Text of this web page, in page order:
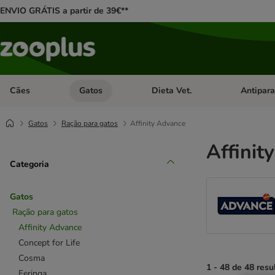
ENVIO GRÁTIS a partir de 39€**
Cães Abrir menu de categoria: Cães
Gatos Abrir menu de categoria: Gatos
Dieta Vet. Abrir
Gatos Ração para gatos Affinity Advance
Categoria
Gatos
Ração para gatos
Affinity Advance
Concept for Life
Cosma
1 - 48 de 48